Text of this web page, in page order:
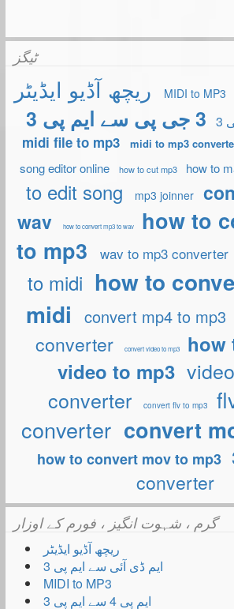
ٹیگز
ریچھ آڈیو ایڈیٹر MIDI to MP3
3 جی پی سے ایم پی 3
midi file to mp3
midi to mp3
song editor online how to cut mp3 how to
to edit song
mp3 joinner
wav
how to convert mp3 to wav
how to
to mp3
wav to mp3 converter
to midi how to
midi
convert mp4 to mp3
converter
convert video to mp3
how
video to mp3
converter
convert flv to mp3
converter convert
how to convert mov to mp3
converter
گرم ، شہوت انگیز ، فورم کے اوزار
ریچھ آڈیو ایڈیٹر
ایم ڈی آئی سے ایم پی 3
MIDI to MP3
ایم پی 4 سے ایم پی 3